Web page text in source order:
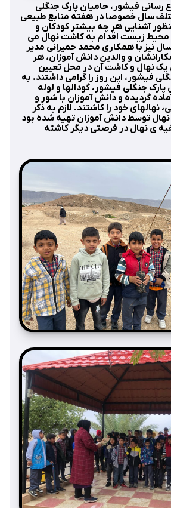
رسانی فیشور، حامیان پارک جنگلی
سال خصوصا در هفته منابع طبیعی
آشنایی هر چه بیشتر کودکان و
محیط زیست اقدام به کاشت نهال می
نیز با همکاری محمد حمیرانی مدیر
و والدین دانش آموزان، هر
یک نهال و کاشت آن در محل تعیین
فیشور، این روز را گرامی داشتند. به
جنگلی فیشور، گودالها و لوله
گردیده و دانش آموزان با شور و
نهالهای خود را کاشتند. لازم به ذکر
60 اصله نهال توسط دانش آموزان تهیه شده بود
ی نهال در فرصتی دیگر کاشته